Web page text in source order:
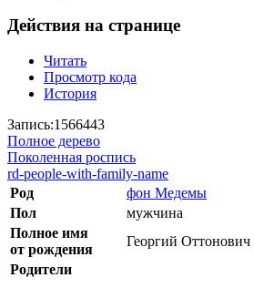
Действия на странице
Читать
Просмотр кода
История
Запись:1566443
Полное дерево
Поколенная роспись
rd-people-with-family-name
Род
фон Медемы
Пол
мужчина
Полное имя
от рождения
Георгий
Родители